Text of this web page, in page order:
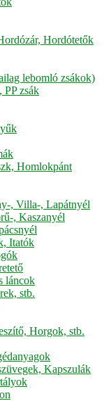
Hordótetők
lebomló zsákok)
PP zsák
Homlokpánt
, Villa-, Lapátnyél
, Kaszanyél
Itatók
láncok
stb.
Horgok, stb.
Kapszulák